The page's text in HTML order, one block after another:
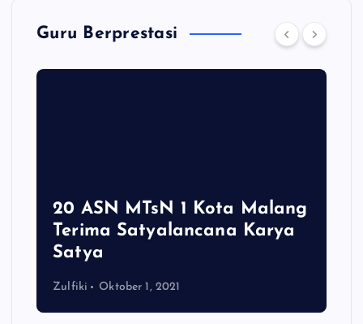
Guru Berprestasi
20 ASN MTsN 1 Kota Malang
Terima Satyalancana Karya
Satya
Zulfiki Oktober 1, 2021